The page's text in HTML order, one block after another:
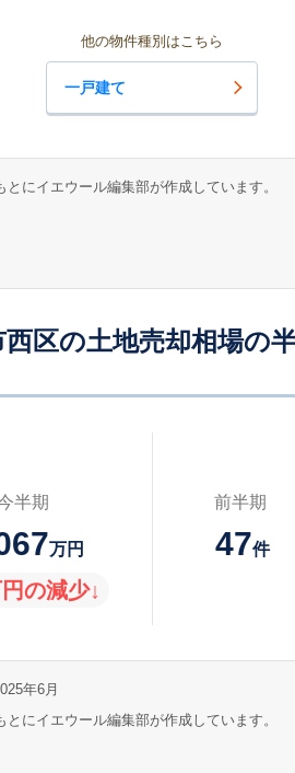
他の物件種別はこちら
一戸建て
とにイエウール編集部が作成しています。
西区の土地売却相場の
半期
万円
の減少↓
前半期
47件
年6月
とにイエウール編集部が作成しています。